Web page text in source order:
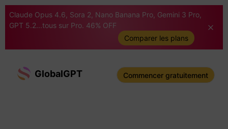
Claude Opus 4.6, Sora 2, Nano Banana Pro, Gemini 3 Pro,
GPT 5.2...tous sur Pro. 46% OFF
Comparer les plans
GlobalGPT Commencer gratuitement